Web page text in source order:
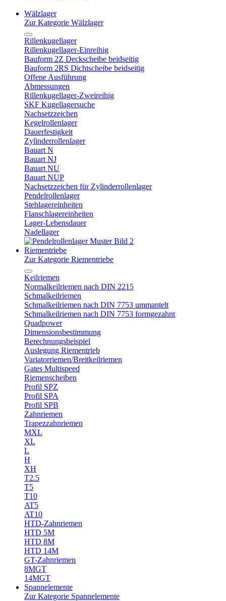
Wälzlager
Zur Kategorie Wälzlager
Rillenkugellager
Rillenkugellager-Einreihig
Bauform 2Z Deckscheibe beidseitig
Bauform 2RS Dichtscheibe beidseitig
Offene Ausführung
Abmessungen
Rillenkugellager-Zweireihig
SKF Kugellagersuche
Nachsetzzeichen
Kegelrollenlager
Dauerfestigkeit
Zylinderrollenlager
Bauart N
Bauart NJ
Bauart NU
Bauart NUP
Nachsetzzeichen für Zylinderrollenlager
Pendelrollenlager
Stehlagereinheiten
Flanschlagereinheiten
Lager-Lebensdauer
Nadellager
Riementriebe
Zur Kategorie Riementriebe
Keilriemen
Normalkeilriemen nach DIN 2215
Schmalkeilriemen
Schmalkeilriemen nach DIN 7753 ummantelt
Schmalkeilriemen nach DIN 7753 formgezahnt
Quadpower
Dimensionsbestimmung
Berechnungsbeispiel
Auslegung Riementrieb
Variatorriemen/Breitkeilriemen
Gates Multispeed
Riemenscheiben
Profil SPZ
Profil SPA
Profil SPB
Zahnriemen
Trapezzahnriemen
MXL
XL
L
H
XH
T2.5
T5
T10
AT5
AT10
HTD-Zahnriemen
HTD 5M
HTD 8M
HTD 14M
GT-Zahnriemen
8MGT
14MGT
Spannelemente
Zur Kategorie Spannelemente